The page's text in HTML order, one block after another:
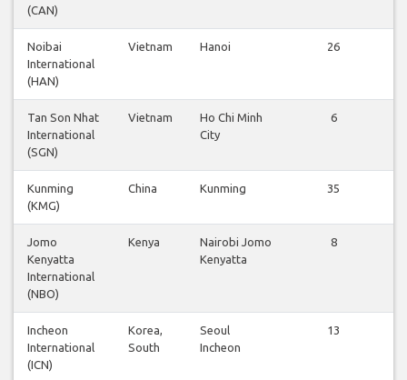
(CAN)
Noibai
International
(HAN)
Vietnam Hanoi 26
Tan Son Nhat
International
(SGN)
Vietnam
Ho Chi Minh
City
6
Kunming
(KMG)
China Kunming 35
Jomo
Kenyatta
International
(NBO)
Kenya
Nairobi Jomo
Kenyatta
8
Incheon
International
(ICN)
Korea,
South
Seoul
Incheon
13